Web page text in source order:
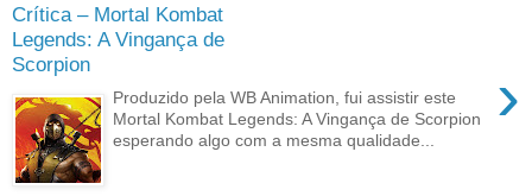
Crítica – Mortal Kombat
Legends: A Vingança de
Scorpion
›
Produzido pela WB Animation, fui assistir este
Mortal Kombat Legends: A Vingança de Scorpion
esperando algo com a mesma qualidade...